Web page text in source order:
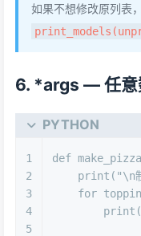
如果不想修改原列表
6. *args — 任意
PYTHON
1
2
3
4
5
def make_pizza
print ( "\n
for
print (